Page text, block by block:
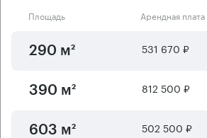
Площадь Арендная плата
290 м² 531 670 ₽
390 м² 812 500 ₽
603 м² 502 500 ₽